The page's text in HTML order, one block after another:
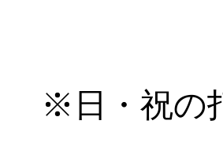
※日・祝の